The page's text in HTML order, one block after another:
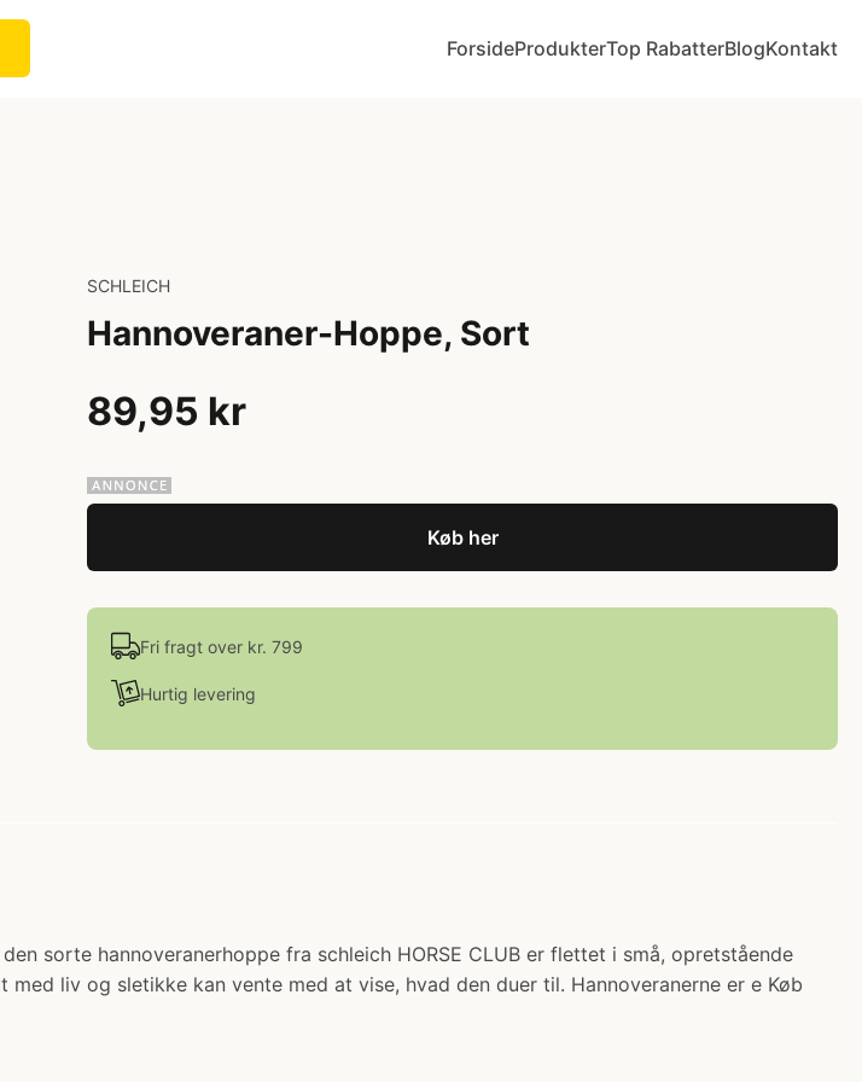
ForsideProdukterTop RabatterBlogKontakt
SCHLEICH
Hannoveraner-Hoppe, Sort
89,95 kr
Køb her
Fri fragt over kr. 799
Hurtig levering
sorte hannoveranerhoppe fra schleich HORSE CLUB er flettet i små, opretstående
liv og sletikke kan vente med at vise, hvad den duer til. Hannoveranerne er e Køb